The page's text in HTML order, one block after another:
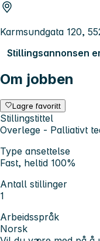
Karmsundgata 120,
Stillingsannonsen
Om jobben
Lagre favoritt
Stillingstittel
Overlege - Palliativt
Type ansettelse
Fast, heltid 100%
Antall stillinger
1
Arbeidsspråk
Norsk